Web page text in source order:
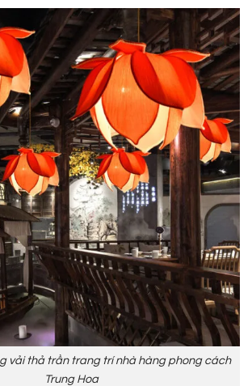
vải thả trần trang trí nhà hàng phong cách
Trung Hoa